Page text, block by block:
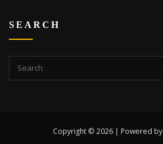
SEARCH
Copyright © 2026 | Powered by